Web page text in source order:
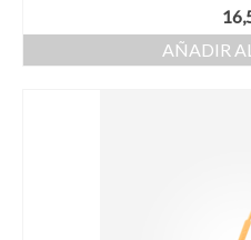
AÑADIR